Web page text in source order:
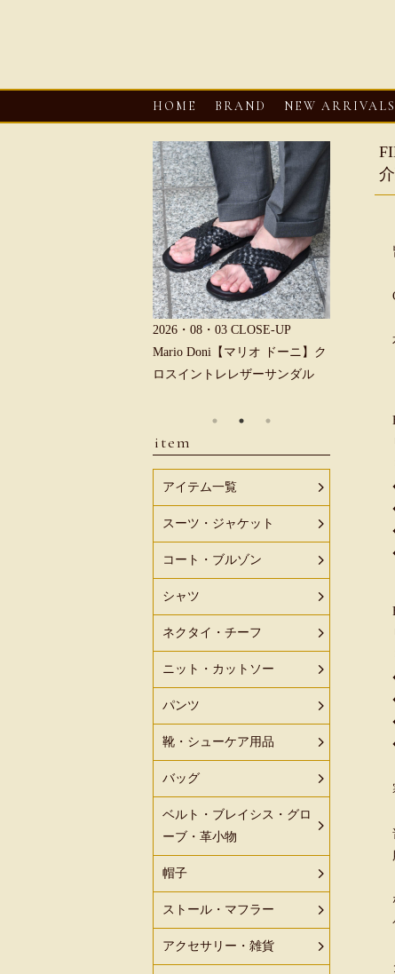
HOME BRAND NEW ARRIVALS
2026・08・03 CLOSE-UP
Mario Doni【マリオ ドーニ】ク
ロスイントレレザーサンダル
item
アイテム一覧
スーツ・ジャケット
コート・ブルゾン
シャツ
ネクタイ・チーフ
ニット・カットソー
パンツ
靴・シューケア用品
バッグ
ベルト・ブレイシス・グロ
ーブ・革小物
帽子
ストール・マフラー
アクセサリー・雑貨